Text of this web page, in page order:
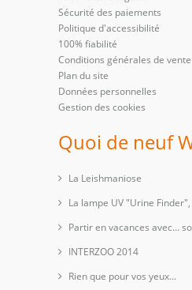
Sécurité des paiements
Politique d'accessibilité
100% fiabilité
Conditions générales de vente
Plan du site
Données personnelles
Gestion des cookies
Quoi de neuf
La Leishmaniose
La lampe UV "Urine
Partir en vacances avec…
INTERZOO 2014
Rien que pour vos yeux...